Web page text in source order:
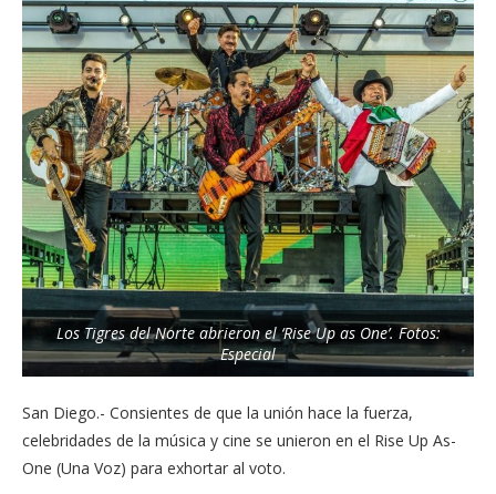
Los Tigres del Norte abrieron el ‘Rise Up as One’. Fotos:
Especial
San Diego.- Consientes de que la unión hace la fuerza,
celebridades de la música y cine se unieron en el Rise Up As-
One (Una Voz) para exhortar al voto.